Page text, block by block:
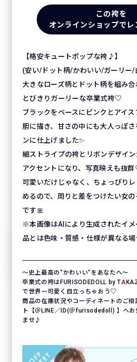
この袴を
オンラインショップでレ
【格安キュートポップな袴♪】
(安い/ドット柄/かわいい/ガーリー
大きなローズ柄とドット柄を組み合
とびきりガーリーな卒業式袴♡
ブラックをベースにピンクとアイ
胆に描き、甘さの中にも大人っぽ
ンに仕上げました✨
細ストライプの袴とリボンデザイ
アクセントになり、写真映えも抜
可愛いだけじゃなく、ちょっぴり
めるので、周りと差をつけたい女
です🎀
※本画像はAIにより生成されたイメ
品とは色味・質感・仕様が異なる
〜史上最高の“かわいい“をあなたへ〜
卒業式の袴はFURISODEDOLL by TA
で世界一可愛く目立っちゃおう♡
商品の在庫状況やコーディネートのご
ト【＠LINE／ID(＠furisodedoll) 】へ
ませ♪